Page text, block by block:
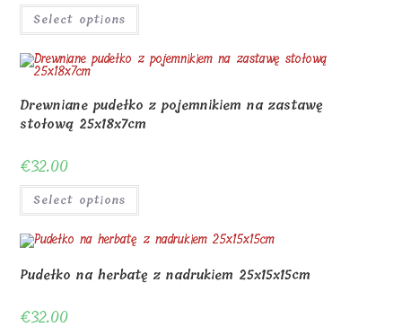
Select options
Drewniane pudełko z pojemnikiem na zastawę
stołową 25x18x7cm
€32.00
Select options
Pudełko na herbatę z nadrukiem 25x15x15cm
€32.00